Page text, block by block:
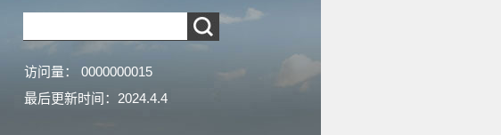
访问量： 0000000015
最后更新时间： 2024.4.4